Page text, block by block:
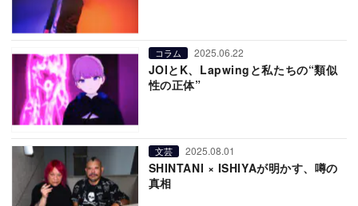
コラム 2025.06.22
JOIとK、Lapwingと私たちの“類似
性の正体”
文芸 2025.08.01
SHINTANI × ISHIYAが明かす、噂の
真相